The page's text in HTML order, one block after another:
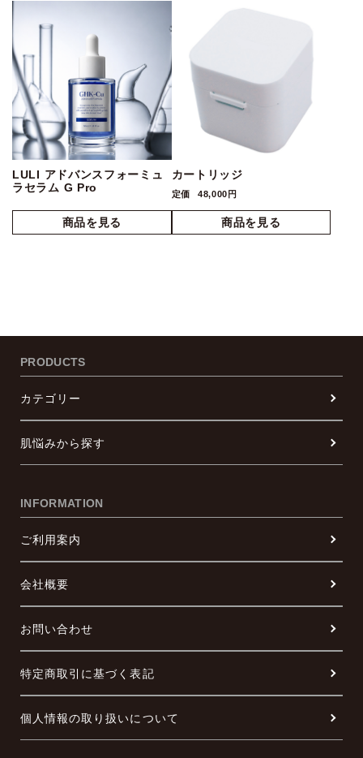
LULI アドバンスフォーミュ
ラセラム G Pro
カートリッジ
定価 48,000円
PRODUCTS
カテゴリー
肌悩みから探す
INFORMATION
ご利用案内
会社概要
お問い合わせ
特定商取引に基づく表記
個人情報の取り扱いについて